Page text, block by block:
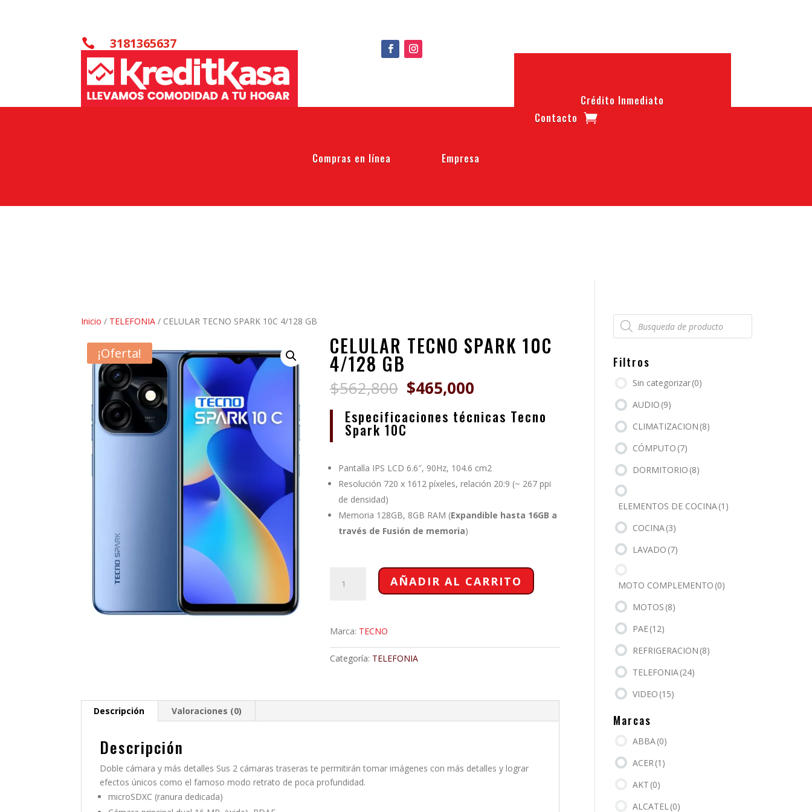
 3181365637
Crédito Inmediato
Compras en línea Empresa
Contacto
Inicio / TELEFONIA / CELULAR TECNO SPARK 10C 4/128 GB
¡Oferta! CELULAR TECNO SPARK 10C
4/128 GB
$562,800 El
precio
original
era:
$465,000
actual
es:
Especificaciones técnicas Tecno
Spark 10C
Pantalla IPS LCD 6.6″, 90Hz, 104.6 cm2
Resolución 720 x 1612 píxeles, relación 20:9 (~ 267 ppi
de densidad)
Memoria 128GB, 8GB RAM (Expandible hasta 16GB a
través de Fusión de memoria)
TECNO
4/128
cantidad
AÑADIR AL CARRITO
Marca: TECNO
Categoría: TELEFONIA
Descripción Valoraciones (0)
Descripción
Doble cámara y más detalles Sus 2 cámaras traseras te permitirán tomar imágenes con más detalles y lograr
efectos únicos como el famoso modo retrato de poca profundidad.
microSDXC (ranura dedicada)
Búsqueda
de
productos
Filtros
Sin categorizar(0)
AUDIO (9)
CLIMATIZACION (8)
CÓMPUTO (7)
DORMITORIO (8)
ELEMENTOS DE COCINA(1)
COCINA(3)
LAVADO (7)
MOTO COMPLEMENTO (0)
MOTOS (8)
PAE(12)
REFRIGERACION (8)
TELEFONIA(24)
VIDEO (15)
Marcas
ABBA(0)
ACER(1)
AKT (0)
ALCATEL(0)